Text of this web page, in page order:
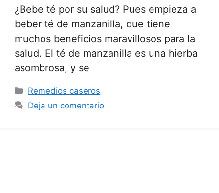
¿Bebe té por su salud? Pues empieza a
beber té de manzanilla, que tiene
muchos beneficios maravillosos para la
salud. El té de manzanilla es una hierba
asombrosa, y se
Categorías
Remedios caseros
Deja un comentario